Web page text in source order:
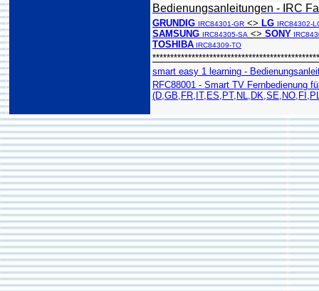
Bedienungsanleitungen - IRC
GRUNDIG IRC84301-GR <> LG IRC84302-
SAMSUNG IRC84305-SA <> SONY
TOSHIBA IRC84309-TO
smart easy 1 learning -
RFC88001 - Smart TV Fernbedienung